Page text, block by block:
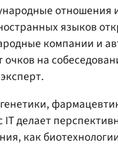
отношения
языков
компании и
очков на
IT делает
как